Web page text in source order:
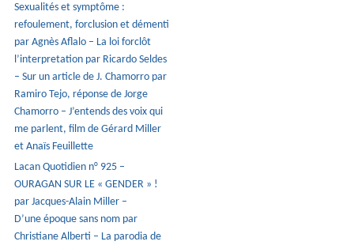
Sexualités et symptôme :
refoulement, forclusion et démenti
par Agnès Aflalo – La loi forclôt
l’interpretation par Ricardo Seldes
– Sur un article de J. Chamorro par
Ramiro Tejo, réponse de Jorge
Chamorro – J’entends des voix qui
me parlent, film de Gérard Miller
et Anaïs Feuillette
Lacan Quotidien n° 925 –
OURAGAN SUR LE « GENDER » !
par Jacques-Alain Miller –
D’une époque sans nom par
Christiane Alberti – La parodia de